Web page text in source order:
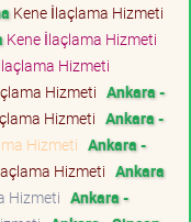
Kene İlaçlama Hizmeti
Kene İlaçlama Hizmeti
Hizmeti
Hizmeti Ankara -
Hizmeti Ankara -
Hizmeti Ankara -
Hizmeti Ankara
Hizmeti Ankara -